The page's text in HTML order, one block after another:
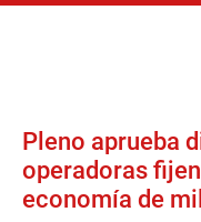
Pleno aprueba
operadoras
economía de